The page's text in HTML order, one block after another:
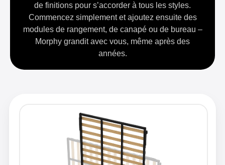
de finitions pour s’accorder à tous les styles.
Commencez simplement et ajoutez ensuite des
modules de rangement, de canapé ou de bureau –
Morphy grandit avec vous, même après des
années.